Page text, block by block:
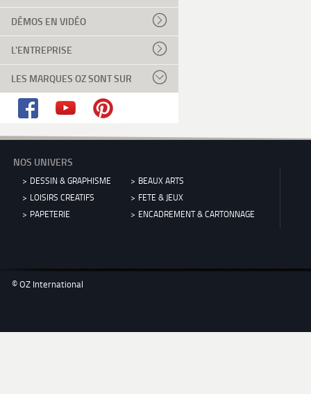
DÉMOS EN VIDÉO
L'ENTREPRISE
LES MARQUES OZ SONT SUR
NOS UNIVERS
DESSIN & GRAPHISME
BEAUX ARTS
LOISIRS CREATIFS
FETE & JEUX
PAPETERIE
ENCADREMENT & CARTONNAGE
© OZ International